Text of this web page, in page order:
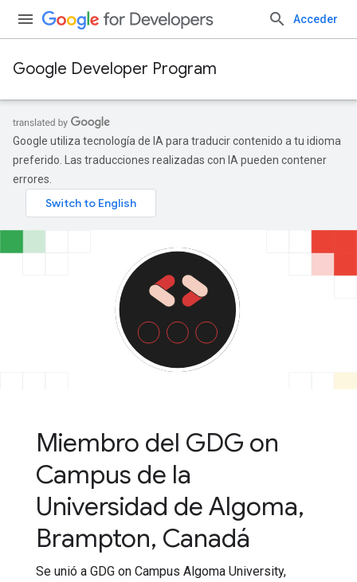
Acceder
Google Developer Program
Google utiliza tecnología de IA para traducir contenido a tu idioma
preferido. Las traducciones realizadas con IA pueden contener
errores.
Miembro del GDG on
Campus de la
Universidad de Algoma,
Brampton, Canadá
Se unió a GDG on Campus Algoma University,